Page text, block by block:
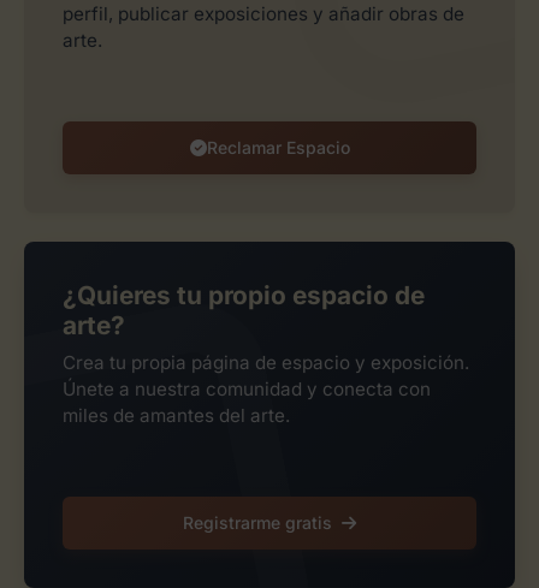
perfil, publicar exposiciones y añadir obras de
arte.
Reclamar Espacio
¿Quieres tu propio espacio de
arte?
Crea tu propia página de espacio y exposición.
Únete a nuestra comunidad y conecta con
miles de amantes del arte.
Registrarme gratis